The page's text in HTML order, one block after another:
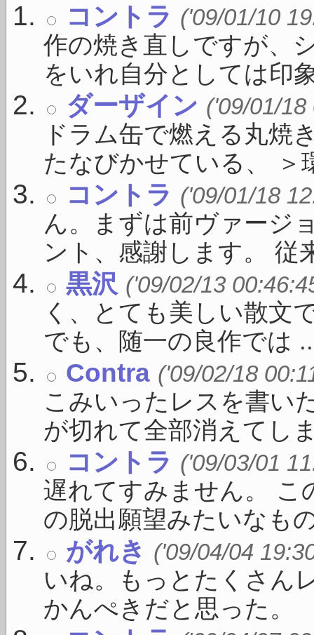
コントラ ('09/01/10
作の焼き直しですが、
をいれ自分としては印
ダーザイン ('09/01/18
ドラム缶で燃える丸焼
たなびかせている、 ＞
コントラ ('09/01/18
ん。まずは前ヴァージ
ント、感謝します。 従
黒沢 ('09/02/13
く、とても美しい散文
でも、随一の良作では
Contra ('09/02/18
こみいったレスを書い
が切れて全部消えてし
コントラ ('09/03/01
遅れてすみません。 こ
の脱出願望みたいなも
がれき ('09/04/04
いね。もっとたくさん
かんぺきだと思った。